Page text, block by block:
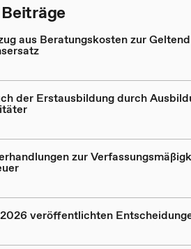
aus Beratungskosten zur
der Erstausbildung durch
zur
veröffentlichten